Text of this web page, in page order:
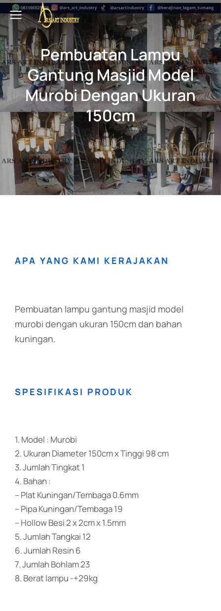
Pembuatan Lampu
Gantung Masjid Model
Murobi Dengan Ukuran
150cm
APA YANG KAMI KERAJAKAN
Pembuatan lampu gantung masjid model
murobi dengan ukuran 150cm dan bahan
kuningan.
SPESIFIKASI PRODUK
1. Model : Murobi
2. Ukuran Diameter 150cm x Tinggi 98 cm
3. Jumlah Tingkat 1
4. Bahan :
– Plat Kuningan/Tembaga 0.6mm
– Pipa Kuningan/Tembaga 19
– Hollow Besi 2 x 2cm x 1.5mm
5. Jumlah Tangkai 12
6. Jumlah Resin 6
7. Jumlah Bohlam 23
8. Berat lampu -+29kg